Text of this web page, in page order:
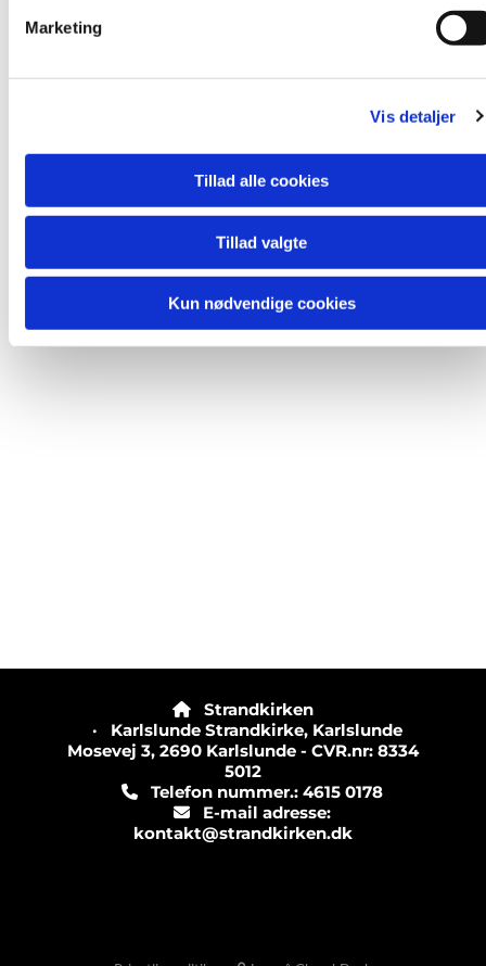
Marketing
Vis detaljer
Tillad alle cookies
Tillad valgte
Kun nødvendige cookies
Du vil måske også kunne lide...

Strandkirken
· Karlslunde Strandkirke, Karlslunde
Mosevej 3, 2690 Karlslunde - CVR.nr: 8334
5012
Telefon nummer.: 4615 0178
E-mail adresse:
kontakt@strandkirken.dk